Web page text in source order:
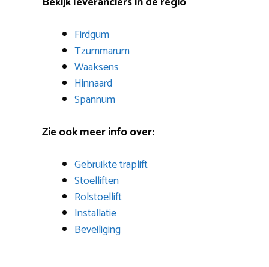
Firdgum
Tzummarum
Waaksens
Hinnaard
Spannum
Zie ook meer info over:
Gebruikte traplift
Stoelliften
Rolstoellift
Installatie
Beveiliging